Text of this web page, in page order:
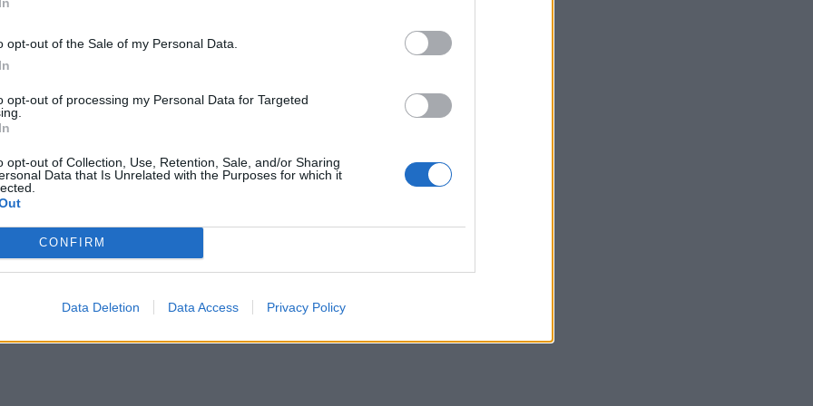
opt-out of the Sale of my Personal Data.
opt-out of processing my Personal Data for Targeted
opt-out of Collection, Use, Retention, Sale, and/or Sharing
Data that Is Unrelated with the Purposes for which it
CONFIRM
Data Deletion Data Access Privacy Policy
ακόμη φορά η σκοπιμότητα του
καθυστερήσεις και παλινωδίες
νέα εμπόδια στην αποκάλυψη της
επανειλημμένα καταγγείλει ως Σύλλογος
των Τεμπών, από το κράτος, την
παίρνει όλο και μεγαλύτερες διαστάσεις»,
των Θυμάτων των Τεμπών, έφερε και το
από την «μαύρη μέρα» της 28ης
Κεντρικοί ομιλητές θα είναι ο
και ο Νίκος Παππάς από τον ΣΥΡΙΖΑ.
τους: «Η πολιτική αυτών των
ζωές μπροστά στα κέρδη των